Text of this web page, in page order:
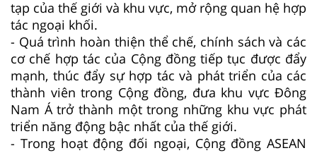
tạp của thế giới và khu vực, mở rộng quan hệ hợp
tác ngoại khối.
- Quá trình hoàn thiện thể chế, chính sách và các
cơ chế hợp tác của Cộng đồng tiếp tục được đẩy
mạnh, thúc đẩy sự hợp tác và phát triển của các
thành viên trong Cộng đồng, đưa khu vực Đông
Nam Á trở thành một trong những khu vực phát
triển năng động bậc nhất của thế giới.
- Trong hoạt động đối ngoại, Cộng đồng ASEAN